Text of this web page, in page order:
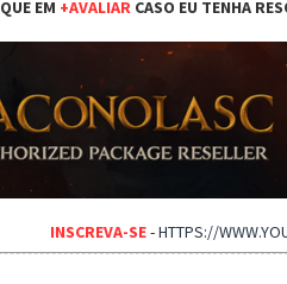
EM +AVALIARCASO EU TENHA
INSCREVA-SE-HTTPS://